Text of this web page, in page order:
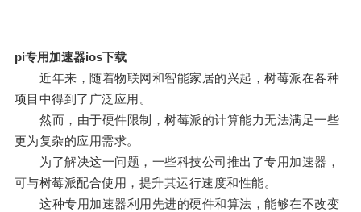
pi专用加速器ios下载
近年来，随着物联网和智能家居的兴起，树莓派在各种
项目中得到了广泛应用。
然而，由于硬件限制，树莓派的计算能力无法满足一些
更为复杂的应用需求。
为了解决这一问题，一些科技公司推出了专用加速器，
可与树莓派配合使用，提升其运行速度和性能。
这种专用加速器利用先进的硬件和算法，能够在不改变